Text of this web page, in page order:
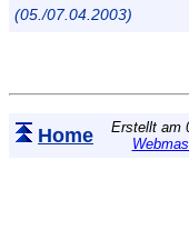
(05./07.04.2003)
Home
Erstellt am